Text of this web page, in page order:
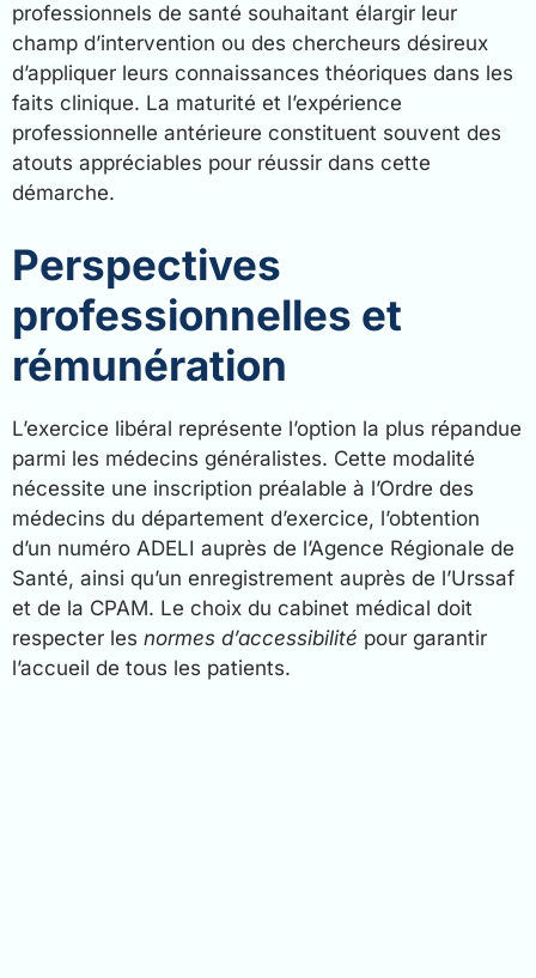
professionnels de santé souhaitant élargir leur
champ d’intervention ou des chercheurs désireux
d’appliquer leurs connaissances théoriques dans les
faits clinique. La maturité et l’expérience
professionnelle antérieure constituent souvent des
atouts appréciables pour réussir dans cette
démarche.
Perspectives
professionnelles et
rémunération
L’exercice libéral représente l’option la plus répandue
parmi les médecins généralistes. Cette modalité
nécessite une inscription préalable à l’Ordre des
médecins du département d’exercice, l’obtention
d’un numéro ADELI auprès de l’Agence Régionale de
Santé, ainsi qu’un enregistrement auprès de l’Urssaf
et de la CPAM. Le choix du cabinet médical doit
respecter les normes d’accessibilité pour garantir
l’accueil de tous les patients.